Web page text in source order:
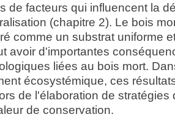
de facteurs qui influencent la
(chapitre 2). Le bois
comme un substrat uniforme
avoir d'importantes
liées au bois mort.
écosystémique, ces
de l'élaboration de stratégies
de conservation.